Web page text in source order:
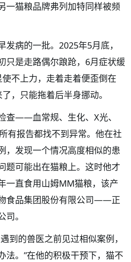
一猫粮品牌弗列加特同样被频
发病的一批。2025年5月底，
只是走路偶尔踉跄，6月症状缓
不上力，走着走着便歪倒在
，只能拖着后半身挪动。
查——血常规、生化、X光、
有报告都找不到异常。他在社
，发现一个情况高度相似的患
题可能出在猫粮上。这时他才
一直食用山姆MM猫粮，该产
食品集团股份有限公司——正
。
到的兽医之前见过相似案例，
法。”在他的积极干预下，猫不